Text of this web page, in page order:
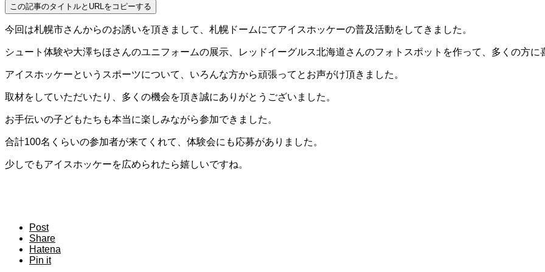
この記事のタイトルとURLをコピーする
今回は札幌市さんからのお誘いを頂きまして、札幌ドームにてアイスホッケーの普及活動をしてきました。
シュート体験や大澤ちほさんのユニフォームの展示、レッドイーグルス北海道さんのフォトスポットを作って、多くの方に
アイスホッケーというスポーツについて、いろんな方から頑張ってとお声がけ頂きました。
取材をしていただいたり、多くの機会を頂き誠にありがとうございました。
お手伝いの子どもたちも本当に楽しみながら参加できました。
合計100名くらいの参加者が来てくれて、体験会にも応募がありました。
少しでもアイスホッケーを広められたら嬉しいですね。
Post
Share
Hatena
Pin it